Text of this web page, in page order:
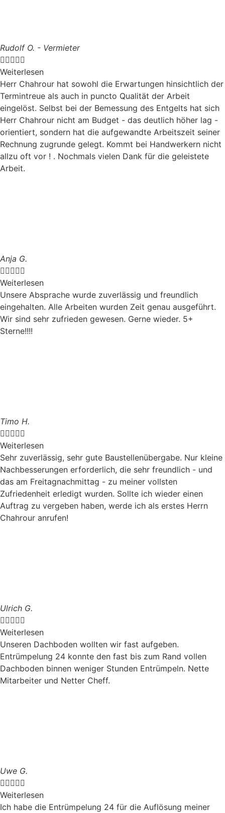
Rudolf O. - Vermieter

Weiterlesen
Herr Chahrour hat sowohl die Erwartungen hinsichtlich der
Termintreue als auch in puncto Qualität der Arbeit
eingelöst. Selbst bei der Bemessung des Entgelts hat sich
Herr Chahrour nicht am Budget - das deutlich höher lag -
orientiert, sondern hat die aufgewandte Arbeitszeit seiner
Rechnung zugrunde gelegt. Kommt bei Handwerkern nicht
allzu oft vor ! . Nochmals vielen Dank für die geleistete
Arbeit.
Anja G.

Weiterlesen
Unsere Absprache wurde zuverlässig und freundlich
eingehalten. Alle Arbeiten wurden Zeit genau ausgeführt.
Wir sind sehr zufrieden gewesen. Gerne wieder. 5+
Sterne!!!!
Timo H.

Weiterlesen
Sehr zuverlässig, sehr gute Baustellenübergabe. Nur kleine
Nachbesserungen erforderlich, die sehr freundlich - und
das am Freitagnachmittag - zu meiner vollsten
Zufriedenheit erledigt wurden. Sollte ich wieder einen
Auftrag zu vergeben haben, werde ich als erstes Herrn
Chahrour anrufen!
Ulrich G.

Weiterlesen
Unseren Dachboden wollten wir fast aufgeben.
Entrümpelung 24 konnte den fast bis zum Rand vollen
Dachboden binnen weniger Stunden Entrümpeln. Nette
Mitarbeiter und Netter Cheff.
Uwe G.

Weiterlesen
Ich habe die Entrümpelung 24 für die Auflösung meiner